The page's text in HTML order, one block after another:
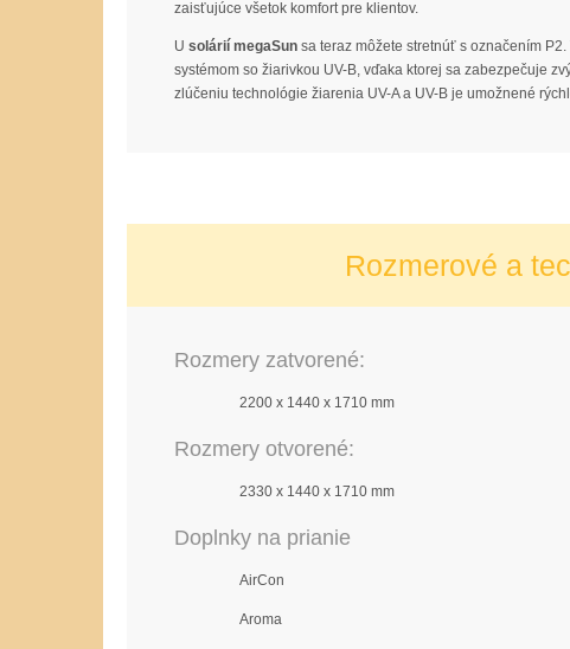
zaisťujúce všetok komfort pre klientov.
U solárií megaSun sa teraz môžete stretnúť s označením
systémom so žiarivkou UV-B, vďaka ktorej sa zabezpečuje
zlúčeniu technológie žiarenia UV-A a UV-B je umožnené
Rozmerové a
Rozmery zatvorené:
2200 x 1440 x 1710 mm
Rozmery otvorené:
2330 x 1440 x 1710 mm
Doplnky na prianie
AirCon
Aroma